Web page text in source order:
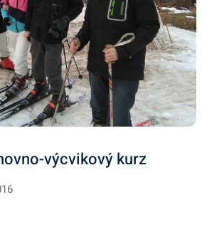
výcvikový kurz